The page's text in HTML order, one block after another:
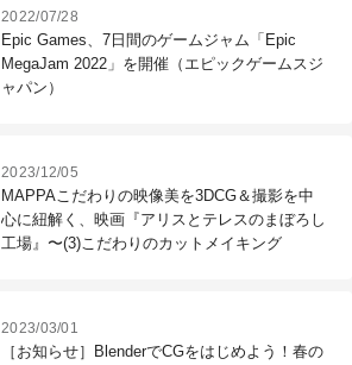
2022/07/28
Epic Games、7日間のゲームジャム「Epic
MegaJam 2022」を開催（エピックゲームスジ
ャパン）
2023/12/05
MAPPAこだわりの映像美を3DCG＆撮影を中
心に紐解く、映画『アリスとテレスのまぼろし
工場』〜(3)こだわりのカットメイキング
2023/03/01
［お知らせ］BlenderでCGをはじめよう！春の